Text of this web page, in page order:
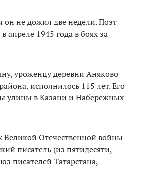
не дожил две недели. Поэт
апреле 1945 года в боях за
уроженцу деревни Аняково
исполнилось 115 лет. Его
улицы в Казани и Набережных
Великой Отечественной войны
писатель (из пятидесяти,
писателей Татарстана, -